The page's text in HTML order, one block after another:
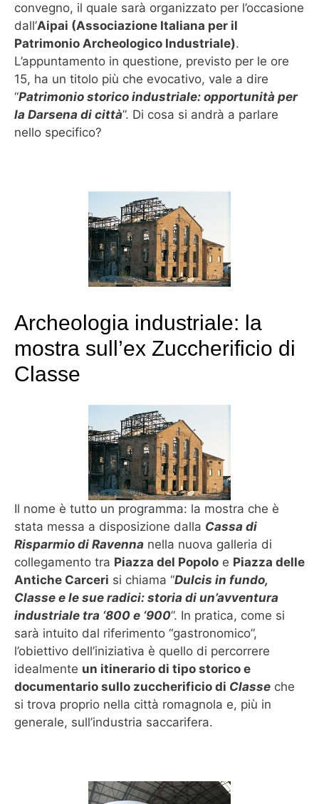
convegno, il quale sarà organizzato per l’occasione
dall’Aipai (Associazione Italiana per il
Patrimonio Archeologico Industriale).
L’appuntamento in questione, previsto per le ore
15, ha un titolo più che evocativo, vale a dire
“Patrimonio storico industriale: opportunità per
la Darsena di città”. Di cosa si andrà a parlare
nello specifico?
Archeologia industriale: la
mostra sull’ex Zuccherificio di
Classe
Il nome è tutto un programma: la mostra che è
stata messa a disposizione dalla Cassa di
Risparmio di Ravenna nella nuova galleria di
collegamento tra Piazza del Popolo e Piazza delle
Antiche Carceri si chiama “Dulcis in fundo,
Classe e le sue radici: storia di un’avventura
industriale tra ‘800 e ‘900”. In pratica, come si
sarà intuito dal riferimento “gastronomico”,
l’obiettivo dell’iniziativa è quello di percorrere
idealmente un itinerario di tipo storico e
documentario sullo zuccherificio di Classe che
si trova proprio nella città romagnola e, più in
generale, sull’industria saccarifera.